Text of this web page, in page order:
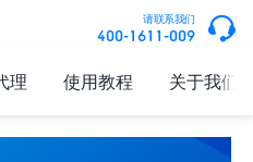
请联系我们
400-1611-009 
理 使用教程 关于我们